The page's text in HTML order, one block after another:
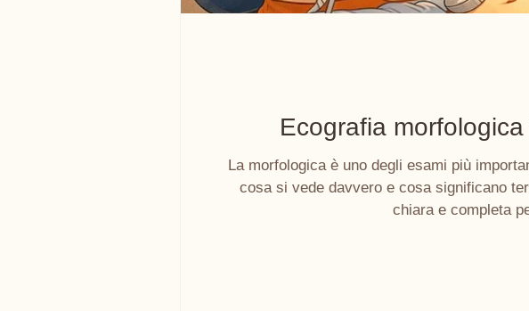
Ecografia
La morfologica è uno degli esami più
cosa si vede davvero e cosa significano
chiara e completa